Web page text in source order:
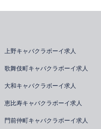
上野キャバクラボーイ求人
歌舞伎町キャバクラボーイ求人
大和キャバクラボーイ求人
恵比寿キャバクラボーイ求人
門前仲町キャバクラボーイ求人